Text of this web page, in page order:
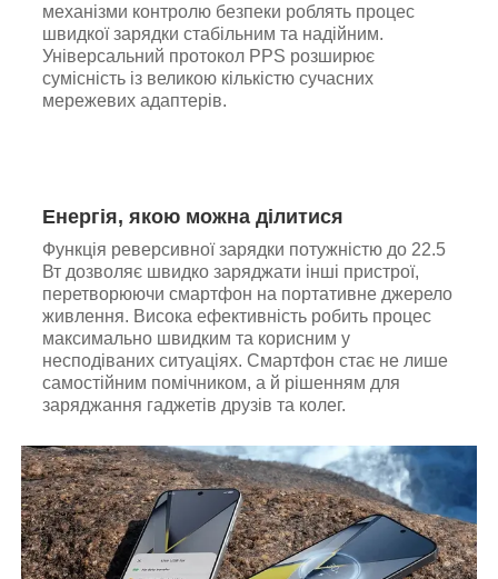
механізми контролю безпеки роблять процес
швидкої зарядки стабільним та надійним.
Універсальний протокол PPS розширює
сумісність із великою кількістю сучасних
мережевих адаптерів.
Енергія, якою можна ділитися
Функція реверсивної зарядки потужністю до 22.5
Вт дозволяє швидко заряджати інші пристрої,
перетворюючи смартфон на портативне джерело
живлення. Висока ефективність робить процес
максимально швидким та корисним у
несподіваних ситуаціях. Смартфон стає не лише
самостійним помічником, а й рішенням для
заряджання гаджетів друзів та колег.